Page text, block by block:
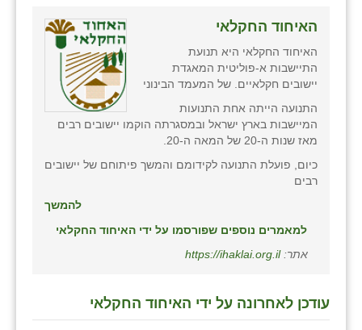
האיחוד החקלאי
האיחוד החקלאי היא תנועת
התיישבות א-פוליטית המאגדת
יישובים חקלאיים. של המעמד הבינוני
התנועה הייתה אחת התנועות
המיישבות בארץ ישראל ובמסגרתה הוקמו יישובים רבים
מאז שנות ה-20 של המאה ה-20.
כיום, פועלת התנועה לקידומם והמשך פיתוחם של יישובים
רבים
להמשך
למאמרים נוספים שפורסמו על ידי האיחוד החקלאי
אתר:https://ihaklai.org.il
עודכן לאחרונה על ידי האיחוד החקלאי